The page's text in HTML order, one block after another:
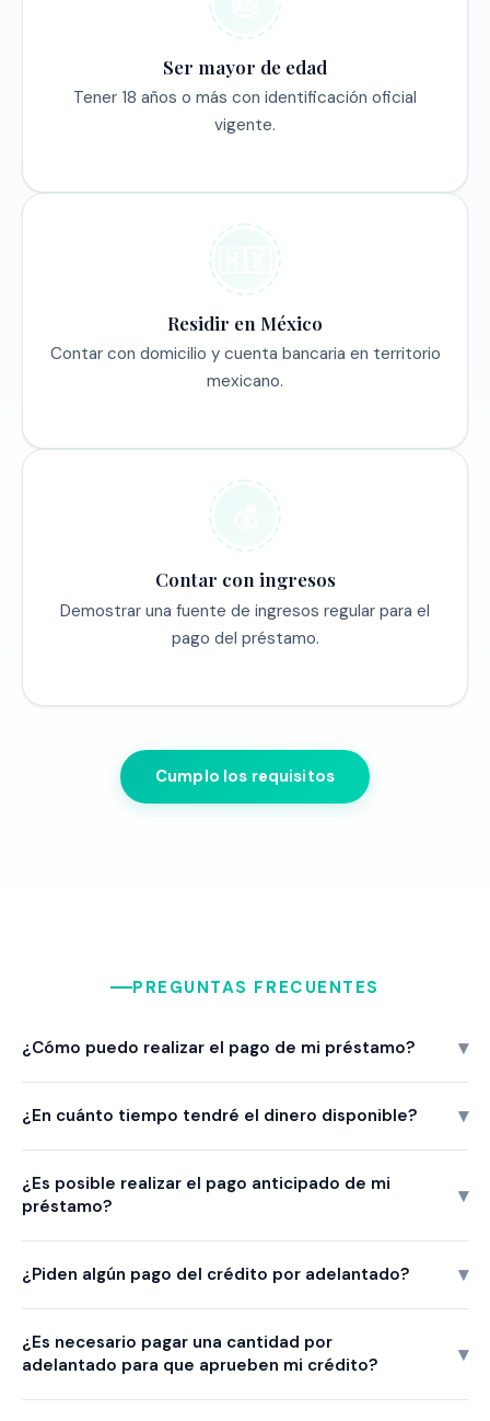
Ser mayor de edad
Tener 18 años o más con identificación oficial
vigente.
Residir en México
Contar con domicilio y cuenta bancaria en territorio
mexicano.
Contar con ingresos
Demostrar una fuente de ingresos regular para el
pago del préstamo.
Cumplo los requisitos
PREGUNTAS FRECUENTES
¿Cómo puedo realizar el pago de mi préstamo?
¿En cuánto tiempo tendré el dinero disponible?
¿Es posible realizar el pago anticipado de mi
préstamo?
¿Piden algún pago del crédito por adelantado?
¿Es necesario pagar una cantidad por
adelantado para que aprueben mi crédito?